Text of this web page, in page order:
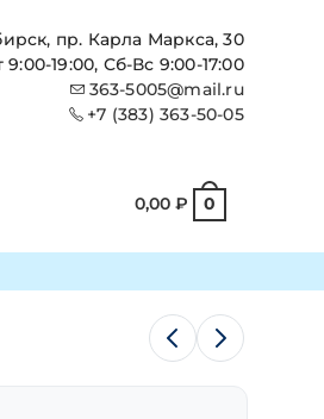
пр. Карла Маркса, 30
19:00, Сб-Вс 9:00-17:00
363-5005@mail.ru
+7 (383) 363-50-05
0,00 ₽ 0